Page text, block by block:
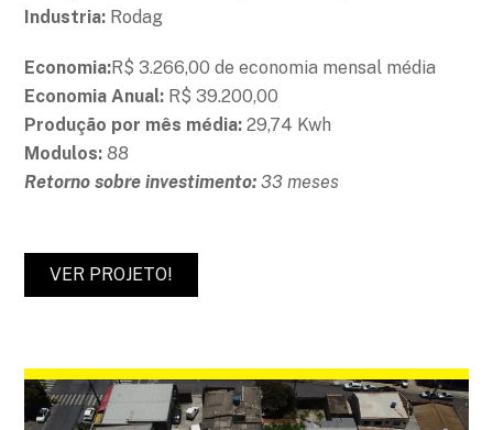
Industria: Rodag
Economia:R$ 3.266,00 de economia mensal média
Economia Anual: R$ 39.200,00
Produção por mês média: 29,74 Kwh
Modulos: 88
Retorno sobre investimento:33 meses
VER PROJETO!